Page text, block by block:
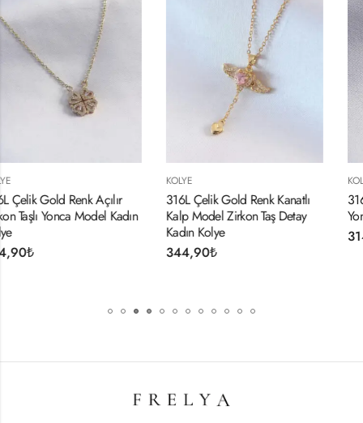
316L Çelik Gold Renk Kanatlı
Kalp Model Zirkon Taş Detay
316L Çelik Gümüş Renk
Yonca Model Kadın Kolye